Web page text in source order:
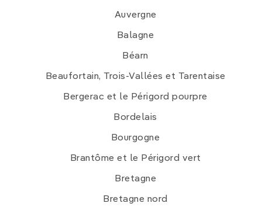
Auvergne
Balagne
Béarn
Beaufortain, Trois-Vallées et Tarentaise
Bergerac et le Périgord pourpre
Bordelais
Bourgogne
Brantôme et le Périgord vert
Bretagne
Bretagne nord